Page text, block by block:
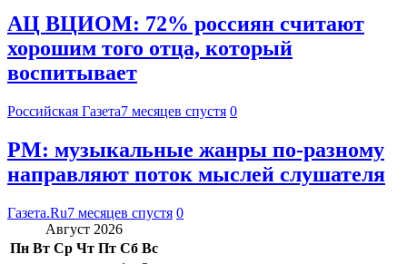
АЦ ВЦИОМ: 72% россиян считают
хорошим того отца, который
воспитывает
Российская Газета7 месяцев спустя 0
PM: музыкальные жанры по-разному
направляют поток мыслей слушателя
Газета.Ru7 месяцев спустя 0
Август 2026
Пн Вт Ср Чт Пт Сб Вс